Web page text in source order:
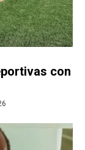
con